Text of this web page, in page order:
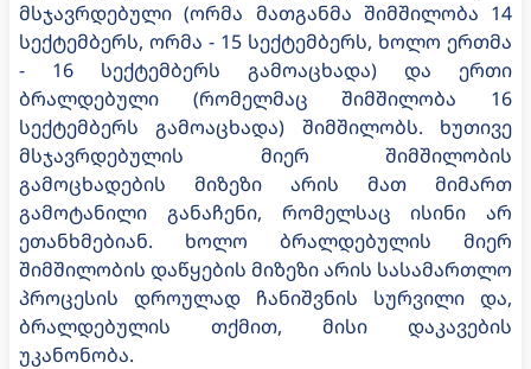
მსჯავრდებული (ორმა მათგანმა შიმშილობა 14
სექტემბერს, ორმა - 15 სექტემბერს, ხოლო ერთმა
- 16 სექტემბერს გამოაცხადა) და ერთი
ბრალდებული (რომელმაც შიმშილობა 16
სექტემბერს გამოაცხადა) შიმშილობს. ხუთივე
მსჯავრდებულის მიერ შიმშილობის
გამოცხადების მიზეზი არის მათ მიმართ
გამოტანილი განაჩენი, რომელსაც ისინი არ
ეთანხმებიან. ხოლო ბრალდებულის მიერ
შიმშილობის დაწყების მიზეზი არის სასამართლო
პროცესის დროულად ჩანიშვნის სურვილი და,
ბრალდებულის თქმით, მისი დაკავების
უკანონობა.